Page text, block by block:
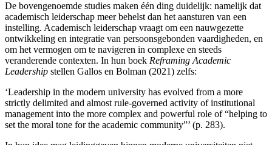
De bovengenoemde studies maken één ding duidelijk: namelijk dat
academisch leiderschap meer behelst dan het aansturen van een
instelling. Academisch leiderschap vraagt om een nauwgezette
ontwikkeling en integratie van persoonsgebonden vaardigheden, en
om het vermogen om te navigeren in complexe en steeds
veranderende contexten. In hun boek Reframing Academic
Leadership stellen Gallos en Bolman (2021) zelfs:
‘Leadership in the modern university has evolved from a more
strictly delimited and almost rule-governed activity of institutional
management into the more complex and powerful role of “helping to
set the moral tone for the academic community”’ (p. 283).